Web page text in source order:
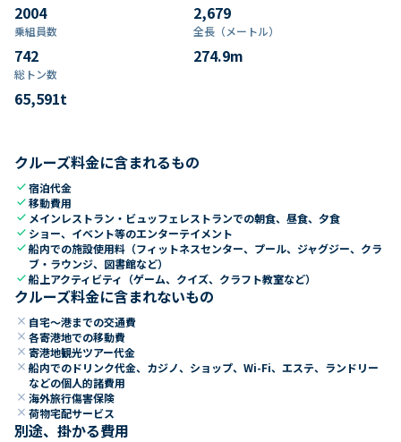
2004 2,679
乗組員数​
742
全長（メートル）
274.9m
総トン数​
65,591t
クルーズ料金に含まれるもの
check宿泊代金
check移動費用
check メインレストラン・ビュッフェレストランでの朝食、昼食、夕食
check ショー、イベント等のエンターテイメント
check船内での施設使用料（フィットネスセンター、プール、ジャグジー、クラ
ブ・ラウンジ、図書館など）
check船上アクティビティ（ゲーム、クイズ、クラフト教室など）
クルーズ料金に含まれないもの
close 自宅～港までの交通費
close 各寄港地での移動費
close 寄港地観光ツアー代金
close 船内でのドリンク代金、カジノ、ショップ、Wi-Fi、エステ、ランドリー
などの個人的諸費用
close 海外旅行傷害保険
close 荷物宅配サービス
別途、掛かる費用